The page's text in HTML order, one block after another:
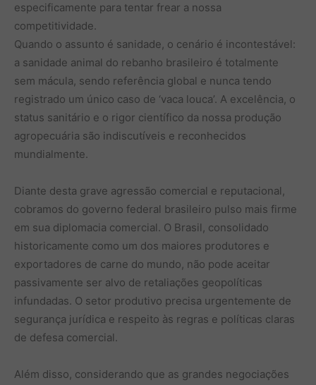
especificamente para tentar frear a nossa
competitividade.
Quando o assunto é sanidade, o cenário é incontestável:
a sanidade animal do rebanho brasileiro é totalmente
sem mácula, sendo referência global e nunca tendo
registrado um único caso de ‘vaca louca’. A excelência, o
status sanitário e o rigor científico da nossa produção
agropecuária são indiscutíveis e reconhecidos
mundialmente.
Diante desta grave agressão comercial e reputacional,
cobramos do governo federal brasileiro pulso mais firme
em sua diplomacia comercial. O Brasil, consolidado
historicamente como um dos maiores produtores e
exportadores de carne do mundo, não pode aceitar
passivamente ser alvo de retaliações geopolíticas
infundadas. O setor produtivo precisa urgentemente de
segurança jurídica e respeito às regras e políticas claras
de defesa comercial.
Além disso, considerando que as grandes negociações